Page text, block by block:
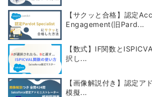
【サクッと合格】認定
Engagement(旧Pard...
【数式】IF関数と
択し...
【画像解説付き】認定ア
模擬...